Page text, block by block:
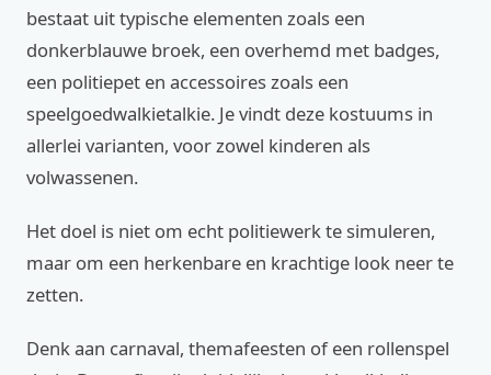
bestaat uit typische elementen zoals een
donkerblauwe broek, een overhemd met badges,
een politiepet en accessoires zoals een
speelgoedwalkietalkie. Je vindt deze kostuums in
allerlei varianten, voor zowel kinderen als
volwassenen.
Het doel is niet om echt politiewerk te simuleren,
maar om een herkenbare en krachtige look neer te
zetten.
Denk aan carnaval, themafeesten of een rollenspel